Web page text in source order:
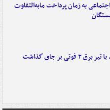
به زمان پرداخت مابه‌التفاوت
فوتی بر جای گذاشت